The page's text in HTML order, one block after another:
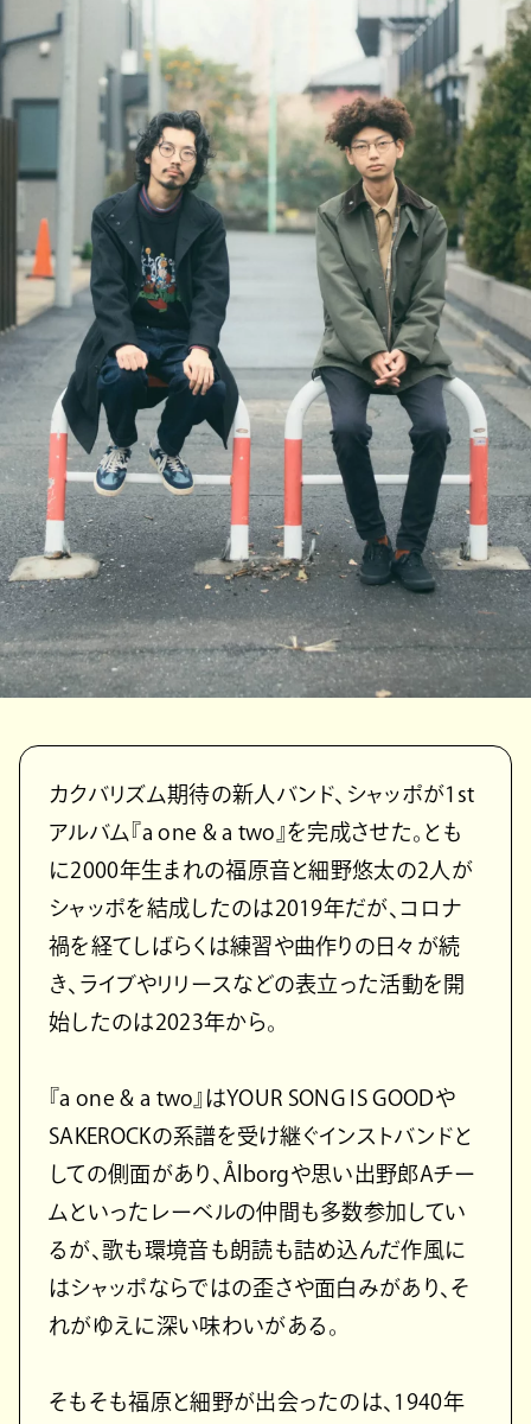
カクバリズム期待の新人バンド、シャッポが1st
アルバム『a one & a two』を完成させた。とも
に2000年生まれの福原音と細野悠太の2人が
シャッポを結成したのは2019年だが、コロナ
禍を経てしばらくは練習や曲作りの日々が続
き、ライブやリリースなどの表立った活動を開
始したのは2023年から。
『a one & a two』はYOUR SONG IS GOODや
SAKEROCKの系譜を受け継ぐインストバンドと
しての側面があり、Ålborgや思い出野郎Aチー
ムといったレーベルの仲間も多数参加してい
るが、歌も環境音も朗読も詰め込んだ作風に
はシャッポならではの歪さや面白みがあり、そ
れがゆえに深い味わいがある。
そもそも福原と細野が出会ったのは、1940年